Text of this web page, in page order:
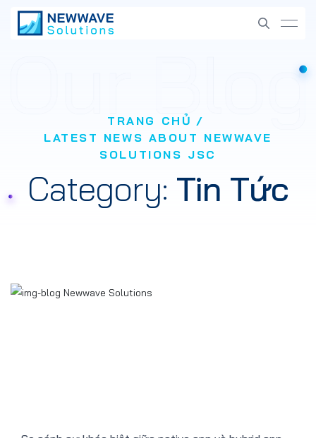
TRANG CHỦ
LATEST NEWS ABOUT NEWWAVE
SOLUTIONS JSC
Category: Tin Tức